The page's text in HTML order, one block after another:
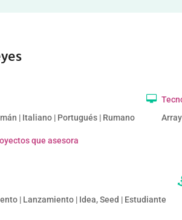
| Italiano | Portugués | Rumano
Array
que asesora
| Lanzamiento | Idea, Seed | Estudiante